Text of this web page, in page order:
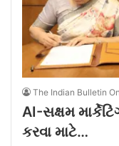
The Indian Bulletin
AI-સક્ષમ
કરવા માટે…